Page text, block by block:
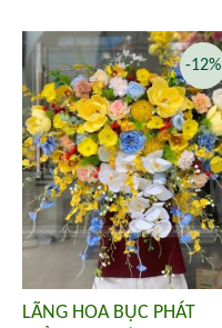
LÃNG HOA BỤC PHÁT
-12%